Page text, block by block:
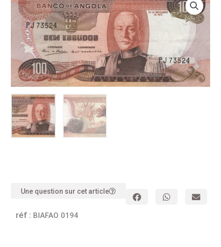
Une question sur cet article
réf : BIAFAO 0194